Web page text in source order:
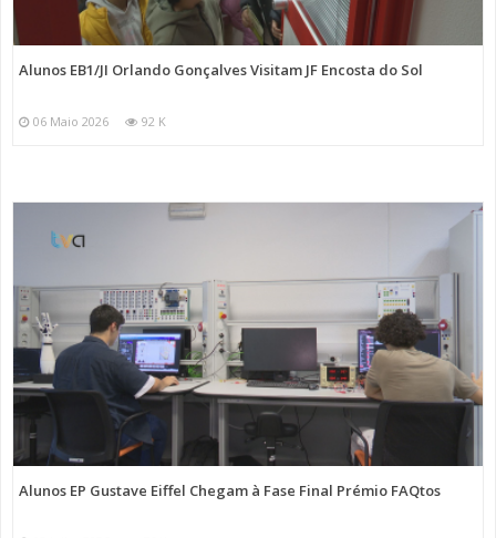
Alunos EB1/JI Orlando Gonçalves Visitam JF Encosta do Sol
06 Maio 2026 92 K
Alunos EP Gustave Eiffel Chegam à Fase Final Prémio FAQtos